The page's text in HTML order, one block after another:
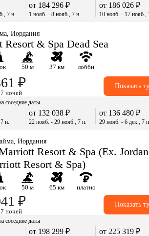
7 н.
от 184 296 ₽
1 нояб. - 8 нояб., 7 н.
от 186 026 ₽
10 нояб. - 17 нояб.,
Иордания
Resort & Spa Dead Sea
50 м 37 км лобби
₽
ночей
Показать
соседние даты
н.
от 132 038 ₽
22 нояб. - 29 нояб., 7 н.
от 136 480 ₽
29 нояб. - 6 дек., 7 н.
Иордания
Resort & Spa (Ex. Jordan
Resort & Spa)
50 м 65 км платно
₽
ночей
Показать
соседние даты
от 198 299 ₽ от 225 319 ₽